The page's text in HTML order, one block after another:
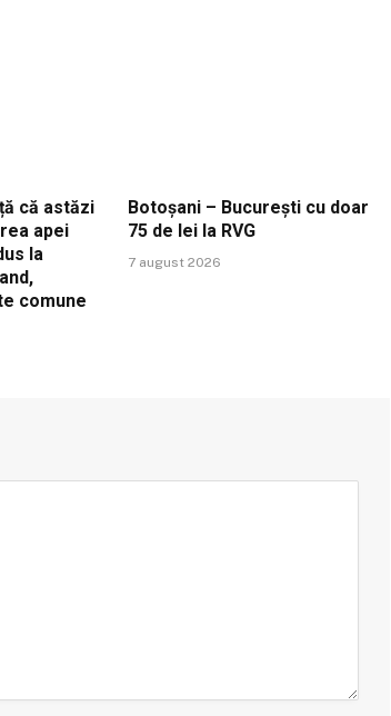
că astăzi
apei
la
comune
Botoșani – București cu doar
75 de lei la RVG
7 august 2026